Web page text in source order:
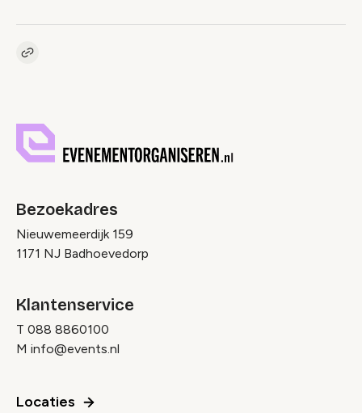
Kopieer link naar pagina
Bezoekadres
Nieuwemeerdijk 159
1171 NJ Badhoevedorp
Klantenservice
T 088 8860100
M info@events.nl
Locaties